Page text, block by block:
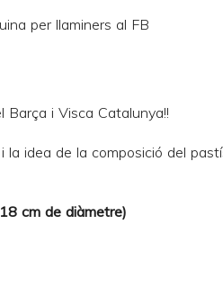
Barça i Visca Catalunya!!
idea de la composició del
cm de diàmetre)